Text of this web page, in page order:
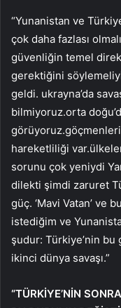
“Yunanistan ve
çok daha fazlası
güvenliğin temel
gerektiğini
geldi. ukrayna’da
bilmiyoruz.orta
hareketliliği
sorunu çok yeniydi
dilekti şimdi zaruret
güç. ‘Mavi Vatan’ ve
istediğim ve
şudur: Türkiye’nin bu
ikinci dünya savaşı.”
“TÜRKİYE’NİN